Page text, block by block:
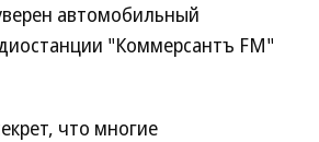
автомобильный
"Коммерсантъ FM"
что многие